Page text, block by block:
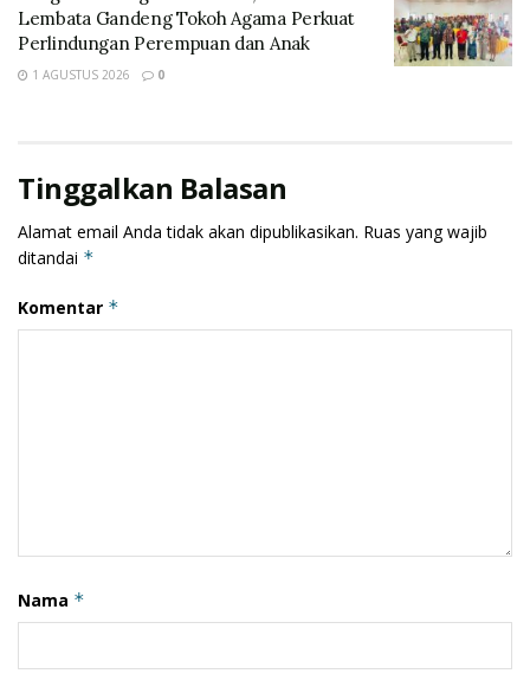
Muhammad Rifai bersama Staf, Beliau menekankan
terkait strategi pengawasan dan pencegahan yang
harus dilakukan.
Lembata Gandeng Tokoh Agama Perkuat
Perlindungan Perempuan dan Anak
1 AGUSTUS 2026 0
Tinggalkan Balasan
Alamat email Anda tidak akan dipublikasikan. Ruas yang wajib
ditandai *
Komentar *
Nama *